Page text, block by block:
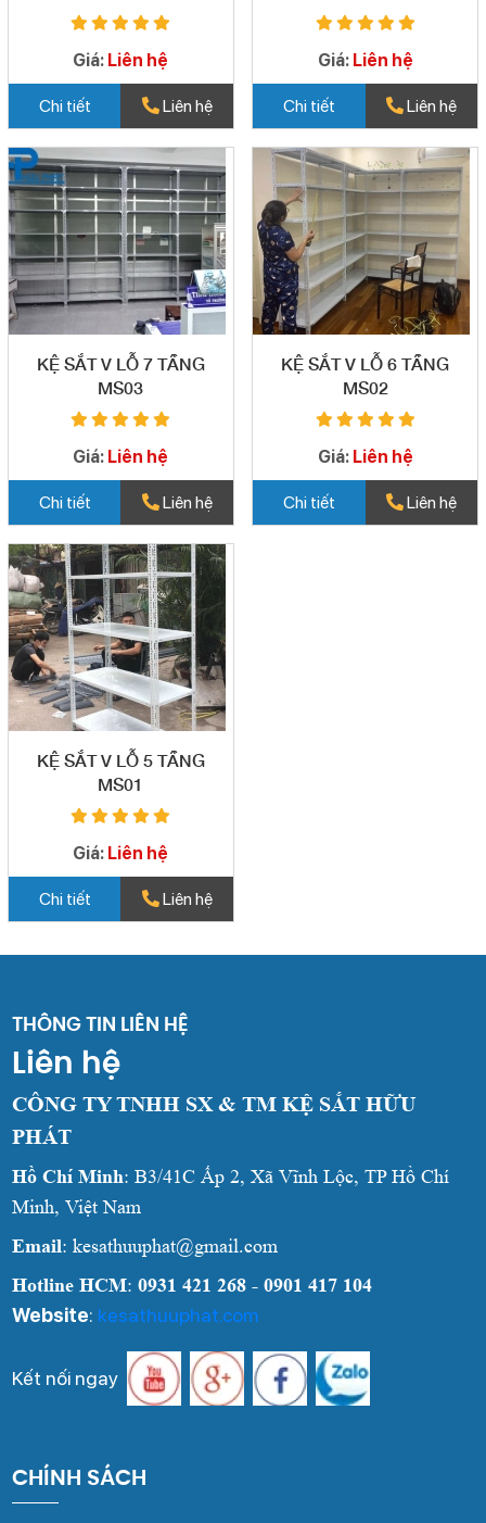
Giá: Liên hệ
Chi tiết Liên hệ
Giá: Liên hệ
Chi tiết Liên hệ
KỆ SẮT V LỖ 7 TẦNG
MS03
Giá: Liên hệ
Chi tiết Liên hệ
KỆ SẮT V LỖ 6 TẦNG
MS02
Giá: Liên hệ
Chi tiết Liên hệ
KỆ SẮT V LỖ 5 TẦNG
MS01
Giá: Liên hệ
Chi tiết Liên hệ
THÔNG TIN LIÊN HỆ
Liên hệ
CÔNG TY TNHH SX & TM KỆ SẮT HỮU
PHÁT
Hồ Chí Minh: B3/41C Ấp 2, Xã Vĩnh Lộc, TP Hồ Chí
Minh, Việt Nam
Email: kesathuuphat@gmail.com
Hotline HCM:0931 421 268 - 0901 417 104
Website: kesathuuphat.com
Kết nối ngay
CHÍNH SÁCH